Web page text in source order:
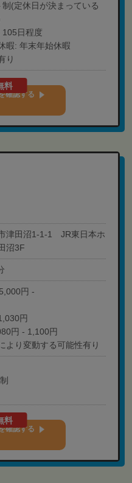
制(定休日が決まっている
105日程度
暇: 年末年始休暇
り
料
確認する
津田沼1-1-1 JR東日本ホ
沼3F
円 -
円
円 - 1,100円
より変動する可能性有り
料
確認する